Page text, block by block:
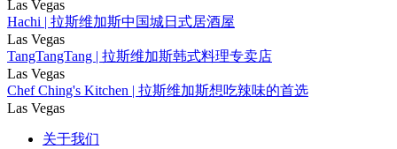
Las Vegas
Hachi | 拉斯维加斯中国城日式居酒屋
Las Vegas
TangTangTang | 拉斯维加斯韩式料理专卖店
Las Vegas
Chef Ching's Kitchen | 拉斯维加斯想吃辣味的首选
Las Vegas
关于我们